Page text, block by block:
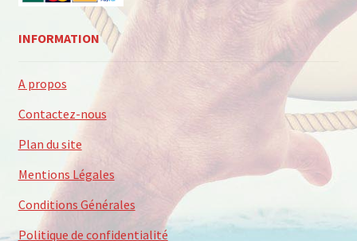
INFORMATION
A propos
Contactez-nous
Plan du site
Mentions Légales
Conditions Générales
Politique de confidentialité